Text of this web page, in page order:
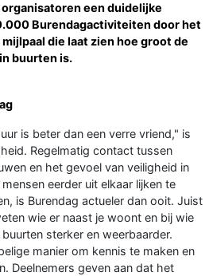
een duidelijke
Burendagactiviteiten door het
die laat zien hoe groot de
buurten is.
is beter dan een verre vriend," is
Regelmatig contact tussen
en het gevoel van veiligheid in
eerder uit elkaar lijken te
is Burendag actueler dan ooit. Juist
wie er naast je woont en bij wie
sterker en weerbaarder.
manier om kennis te maken en
Deelnemers geven aan dat het